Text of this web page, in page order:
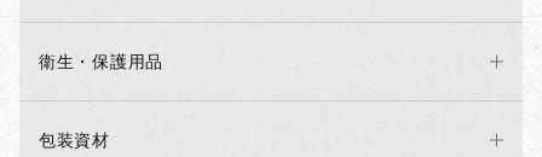
衛生・保護用品
包装資材